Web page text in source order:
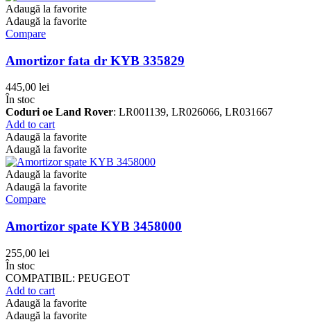
Adaugă la favorite
Adaugă la favorite
Compare
Amortizor fata dr KYB 335829
445,00 lei
În stoc
Coduri oe Land Rover: LR001139, LR026066, LR031667
Add to cart
Adaugă la favorite
Adaugă la favorite
Adaugă la favorite
Adaugă la favorite
Compare
Amortizor spate KYB 3458000
255,00 lei
În stoc
COMPATIBIL: PEUGEOT
Add to cart
Adaugă la favorite
Adaugă la favorite